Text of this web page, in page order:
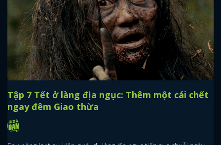
Tập 7 Tết ở làng địa ngục: Thêm một cái chết
ngay đêm Giao thừa